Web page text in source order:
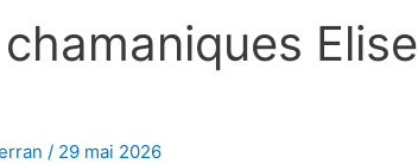
Elise
/ 29 mai 2026